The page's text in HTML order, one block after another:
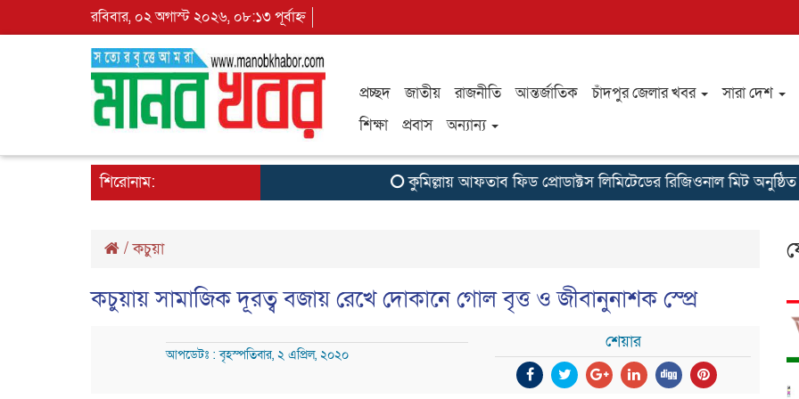
রবিবার, ০২ অগাস্ট ২০২৬, ০৮:১৩ পূর্বাহ্ন
প্রচ্ছদ জাতীয় রাজনীতি আন্তর্জাতিক চাঁদপুর জেলার খবর সারা দেশ
শিক্ষা
প্রবাস অন্যান্য
শিরোনাম: কুমিল্লায় আফতাব ফিড প্রোডাক্টস লিমিটেডের রিজিওনাল মিট অনুষ্ঠিত
/কচুয়া
কচুয়ায় সামাজিক দূরত্ব বজায় রেখে দোকানে গোল বৃত্ত ও জীবানুনাশক স্প্রে
আপডেটঃ : বৃহস্পতিবার, ২ এপ্রিল, ২০২০
শেয়ার